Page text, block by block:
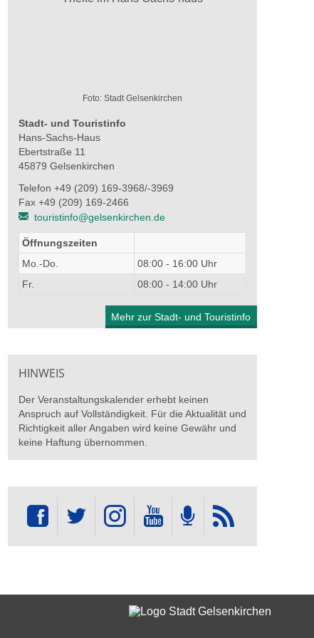
Foto: Stadt Gelsenkirchen
Stadt- und Touristinfo
Hans-Sachs-Haus
Ebertstraße 11
45879 Gelsenkirchen
Telefon +49 (209) 169-3968/-3969
Fax +49 (209) 169-2466
touristinfo@gelsenkirchen.de
Öffnungszeiten
Mo.-Do.
08:00 - 16:00 Uhr
Fr.
08:00 - 14:00 Uhr
Mehr zur Stadt- und Touristinfo
HINWEIS
Der Veranstaltungskalender erhebt keinen
Anspruch auf Vollständigkeit. Für die Aktualität und
Richtigkeit aller Angaben wird keine Gewähr und
keine Haftung übernommen.